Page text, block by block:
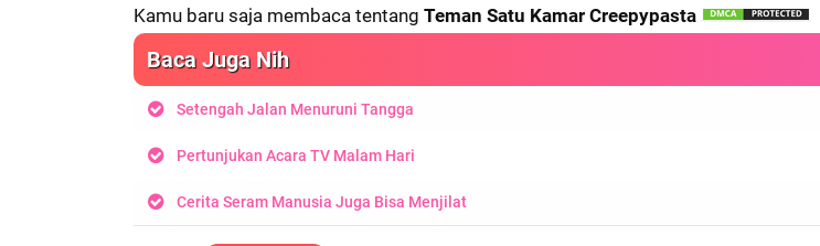
Kamu baru saja membaca tentang Teman Satu Kamar Creepypasta
Baca Juga Nih
Setengah Jalan Menuruni Tangga
Pertunjukan Acara TV Malam Hari
Cerita Seram Manusia Juga Bisa Menjilat